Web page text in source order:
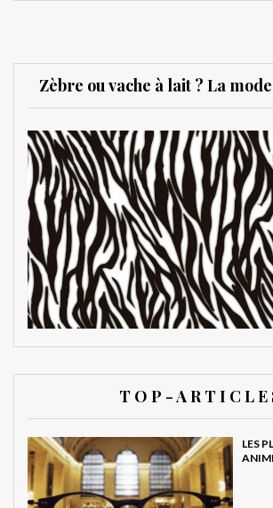
Zèbre ou vache à lait ? La
T O P - A R T I C L E
LES